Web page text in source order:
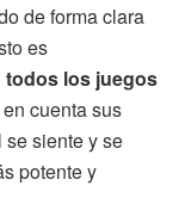
de forma clara
es
todos los juegos
cuenta sus
siente y se
potente y